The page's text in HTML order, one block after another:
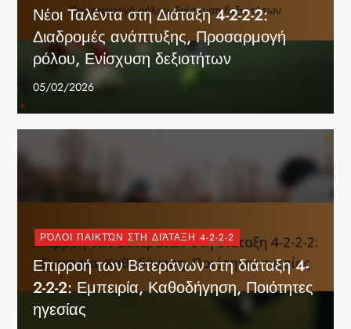
Νέοι Ταλέντα στη Διάταξη 4-2-2-2:
Διαδρομές ανάπτυξης, Προσαρμογή
ρόλου, Ενίσχυση δεξιοτήτων
05/02/2026
ΡΌΛΟΙ ΠΑΙΚΤΏΝ ΣΤΗ ΔΙΆΤΑΞΗ 4-2-2-2
Επιρροή των Βετεράνων στη διάταξη 4-
2-2-2: Εμπειρία, Καθοδήγηση, Ποιότητες
ηγεσίας